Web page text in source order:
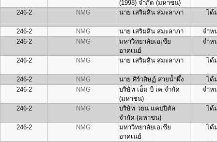
(1998) จำกัด (มหาชน)
246-2 NMG นาย เสริมสิน สมะลาภา ได้
246-2 NMG นาย เสริมสิน สมะลาภา
จำห
246-2
NMG
มหาวิทยาลัยเอเชีย
อาคเนย์
จำห
246-2 NMG นาย เสริมสิน สมะลาภา ได้
246-2 NMG นาย ศิร์วสิษฏ์ สายน้ำผึ้ง
ได้
246-2
NMG
บริษัท เอ็ม บี เค จำกัด
(มหาชน)
จำห
246-2 NMG
บริษัท วธน แคปปิตัล
จำกัด (มหาชน)
ได้
246-2 NMG
มหาวิทยาลัยเอเชีย
อาคเนย์
ได้